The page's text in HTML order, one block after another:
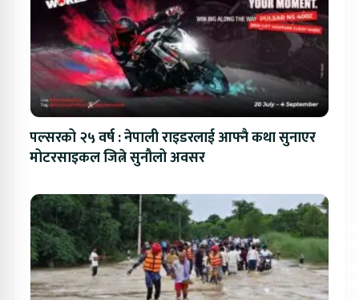
पल्सरको २५ वर्ष : नेपाली राइडरलाई आफ्नै कथा सुनाएर
मोटरसाइकल जित्ने सुनौलो अवसर